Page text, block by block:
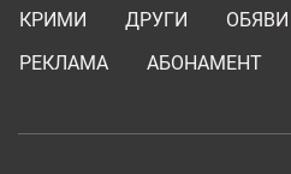
КРИМИ
ДРУГИ ОБЯВИ
РЕКЛАМА
АБОНАМЕНТ